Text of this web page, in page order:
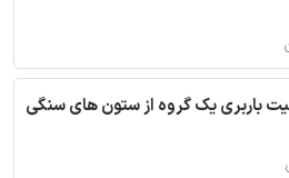
باربری یک گروه از ستون های سنگی